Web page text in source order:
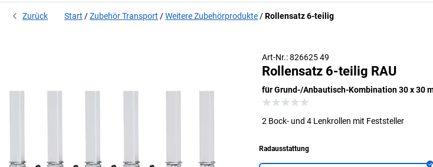
Zurück Start Zubehör Transport Weitere Zubehörprodukte Rollensatz 6-teilig
Art-Nr.: 826625 49
Rollensatz 6-teilig RAU
für Grund-/Anbautisch-Kombination 30 x 30
2 Bock- und 4 Lenkrollen mit Feststeller
Radausstattung